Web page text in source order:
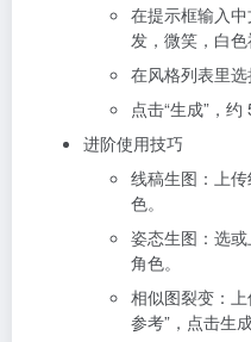
在提示框输入
发，微笑，白
在风格列表里选
点击“生成”，约
进阶使用技巧
线稿生图：上
色。
姿态生图：选
角色。
相似图裂变：上
参考”，点击生成